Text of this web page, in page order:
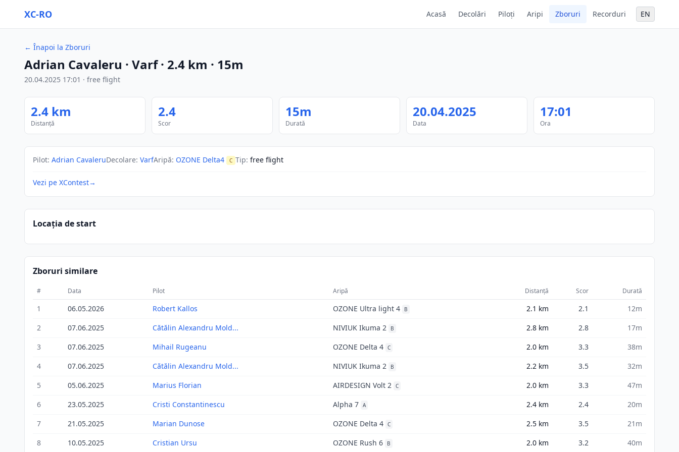
XC-RO Acasă Decolări Piloți Aripi Zboruri Recorduri EN
← Înapoi la Zboruri
Adrian Cavaleru · Varf· 2.4 km · 15m
20.04.2025 17:01 · free flight
2.4 km
Distanță
2.4
Scor
15m
Durată
20.04.2025
Data
17:01
Ora
Pilot: Adrian CavaleruDecolare: VarfAripă: OZONE Delta4 C Tip: free flight
Vezi pe XContest→
Locația de start
Zboruri similare
# Data Pilot Aripă Distanță Scor Durată
1 06.05.2026 Robert Kallos OZONE Ultra light 4 B 2.1 km 2.1
12m
2
07.06.2025 Cătălin Alexandru Mold... NIVIUK Ikuma 2 B 2.8 km 2.8
17m
3
07.06.2025 Mihail Rugeanu OZONE Delta 4 C 2.0 km 3.3
38m
4
07.06.2025 Cătălin Alexandru Mold... NIVIUK Ikuma 2 B 2.2 km 3.5
32m
5
05.06.2025 Marius Florian AIRDESIGN Volt 2 C 2.0 km 3.3
47m
6
23.05.2025 Cristi Constantinescu Alpha 7 A 2.4 km 2.4
20m
7
21.05.2025 Marian Dunose OZONE Delta 4 C 2.5 km 3.5
21m
8
10.05.2025 Cristian Ursu OZONE Rush 6 B 2.0 km 3.2 40m